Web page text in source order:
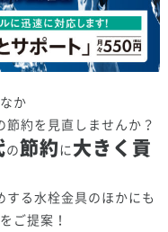
か
節約を見直しませんか？
の節約 に 大きく貢
する水栓金具のほかにも
ご提案！